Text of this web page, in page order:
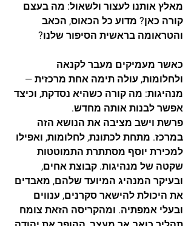
מאלץ אותנו לעצור ולשאול: מה בעצם
קורה כאן? מדוע כל הכאוס, הכאב
והטראומה בראשית הסיפור שלנו?
כאשר מעמיקים מעבר לקנאה
ולחלומות, עולה תימה אחת מרכזית —
מנהיגות: מה קורה כשהיא נסדקת, וכיצד
אפשר לבנות אותה מחדש.
פרשת וישב מציבה את הנושא הזה
במרכז. מתחת לכתונת, לחלומות, ואפילו
למכירת יוסף מסתתרת התמוטטות
שקטה של מנהיגות. קבוצת אחים,
ובעיקר המנהיג המיועד שלהם, מאבדים
את היכולת להישאר סקרנים, ענווים
ובעלי אמפתיה. ומהקריסה הזאת צומח